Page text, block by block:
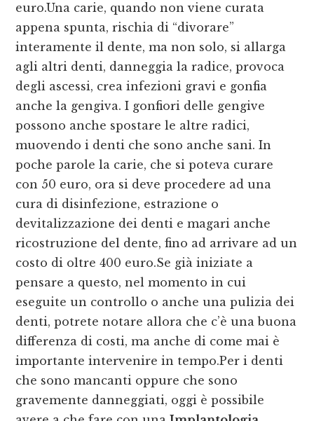
euro.Una carie, quando non viene curata
appena spunta, rischia di “divorare”
interamente il dente, ma non solo, si allarga
agli altri denti, danneggia la radice, provoca
degli ascessi, crea infezioni gravi e gonfia
anche la gengiva. I gonfiori delle gengive
possono anche spostare le altre radici,
muovendo i denti che sono anche sani. In
poche parole la carie, che si poteva curare
con 50 euro, ora si deve procedere ad una
cura di disinfezione, estrazione o
devitalizzazione dei denti e magari anche
ricostruzione del dente, fino ad arrivare ad un
costo di oltre 400 euro.Se già iniziate a
pensare a questo, nel momento in cui
eseguite un controllo o anche una pulizia dei
denti, potrete notare allora che c’è una buona
differenza di costi, ma anche di come mai è
importante intervenire in tempo.Per i denti
che sono mancanti oppure che sono
gravemente danneggiati, oggi è possibile